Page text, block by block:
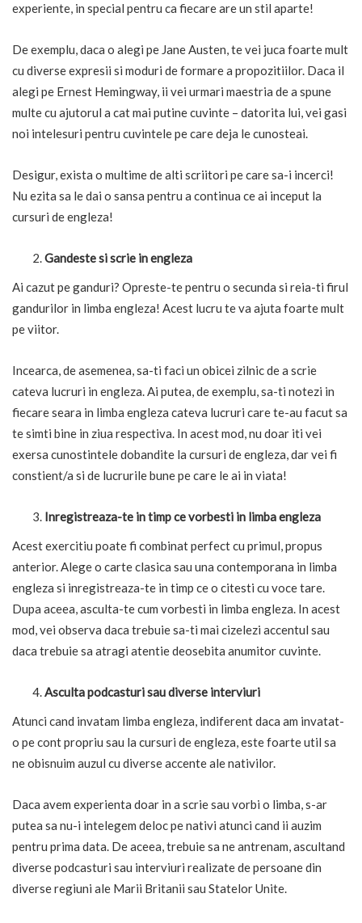
experiente, in special pentru ca fiecare are un stil aparte!
De exemplu, daca o alegi pe Jane Austen, te vei juca foarte mult
cu diverse expresii si moduri de formare a propozitiilor. Daca il
alegi pe Ernest Hemingway, ii vei urmari maestria de a spune
multe cu ajutorul a cat mai putine cuvinte – datorita lui, vei gasi
noi intelesuri pentru cuvintele pe care deja le cunosteai.
Desigur, exista o multime de alti scriitori pe care sa-i incerci!
Nu ezita sa le dai o sansa pentru a continua ce ai inceput la
cursuri de engleza!
Gandeste si scrie in engleza
Ai cazut pe ganduri? Opreste-te pentru o secunda si reia-ti firul
gandurilor in limba engleza! Acest lucru te va ajuta foarte mult
pe viitor.
Incearca, de asemenea, sa-ti faci un obicei zilnic de a scrie
cateva lucruri in engleza. Ai putea, de exemplu, sa-ti notezi in
fiecare seara in limba engleza cateva lucruri care te-au facut sa
te simti bine in ziua respectiva. In acest mod, nu doar iti vei
exersa cunostintele dobandite la cursuri de engleza, dar vei fi
constient/a si de lucrurile bune pe care le ai in viata!
Inregistreaza-te in timp ce vorbesti in limba engleza
Acest exercitiu poate fi combinat perfect cu primul, propus
anterior. Alege o carte clasica sau una contemporana in limba
engleza si inregistreaza-te in timp ce o citesti cu voce tare.
Dupa aceea, asculta-te cum vorbesti in limba engleza. In acest
mod, vei observa daca trebuie sa-ti mai cizelezi accentul sau
daca trebuie sa atragi atentie deosebita anumitor cuvinte.
Asculta podcasturi sau diverse interviuri
Atunci cand invatam limba engleza, indiferent daca am invatat-
o pe cont propriu sau la cursuri de engleza, este foarte util sa
ne obisnuim auzul cu diverse accente ale nativilor.
Daca avem experienta doar in a scrie sau vorbi o limba, s-ar
putea sa nu-i intelegem deloc pe nativi atunci cand ii auzim
pentru prima data. De aceea, trebuie sa ne antrenam, ascultand
diverse podcasturi sau interviuri realizate de persoane din
diverse regiuni ale Marii Britanii sau Statelor Unite.